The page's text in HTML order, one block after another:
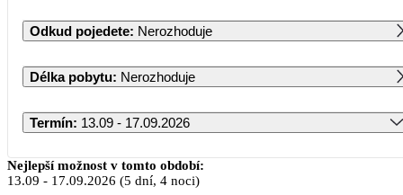
Odkud pojedete: Nerozhoduje
Délka pobytu: Nerozhoduje
Termín: 13.09 - 17.09.2026
Září 2026
Nejlepší možnost v tomto období:
13.09 - 17.09.2026 (5 dní, 4 noci)